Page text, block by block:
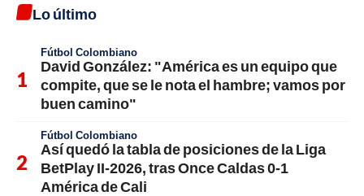
Lo último
Fútbol Colombiano
David González: "América es un equipo que
compite, que se le nota el hambre; vamos por
buen camino"
Fútbol Colombiano
Así quedó la tabla de posiciones de la Liga
BetPlay II-2026, tras Once Caldas 0-1
América de Cali